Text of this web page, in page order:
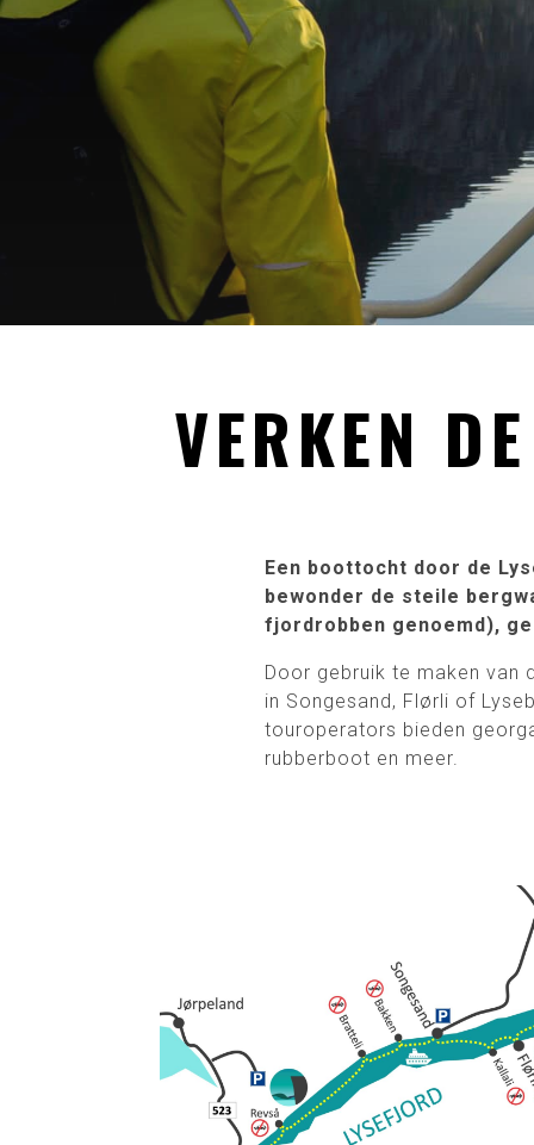
VERKEN
Een boottocht door de
bewonder de steile
fjordrobben genoemd),
Door gebruik te maken van
in Songesand, Flørli of
touroperators bieden
rubberboot en meer.